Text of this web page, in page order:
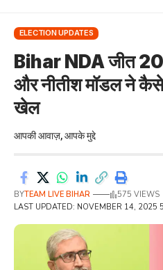
ELECTION UPDATES
Bihar NDA जीत
और नीतीश मॉडल ने कैसे
खेल
आपकी आवाज़, आपके मुद्दे
LAST UPDATED: NOVEMBER 14, 2025
BYTEAM LIVE BIHAR 575 VIEWS